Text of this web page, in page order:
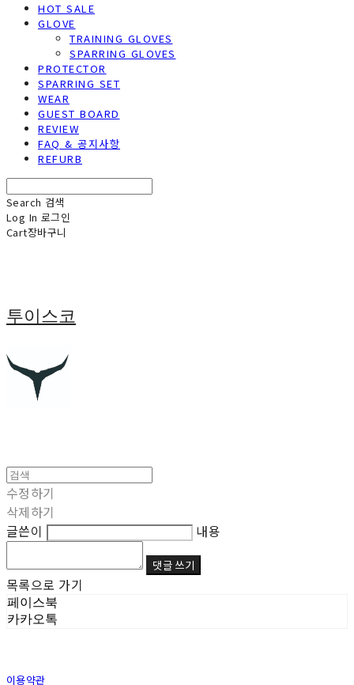
HOT SALE
GLOVE
TRAINING GLOVES
SPARRING GLOVES
PROTECTOR
SPARRING SET
WEAR
GUEST BOARD
REVIEW
FAQ & 공지사항
REFURB
Search 검색
Log In 로그인
Cart장바구니
투이스코
수정하기
삭제하기
글쓴이
내용
댓글 쓰기
목록으로 가기
페이스북
카카오톡
이용약관